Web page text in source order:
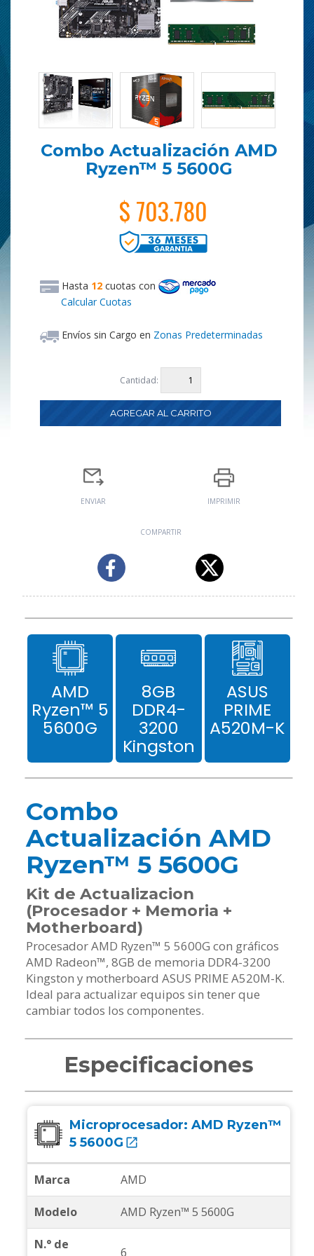
Combo Actualización AMD
Ryzen™ 5 5600G
$ 703.780
Hasta 12 cuotas con
Calcular Cuotas
Envíos sin Cargo en Zonas Predeterminadas
Cantidad:
ENVIAR IMPRIMIR
COMPARTIR
AMD
Ryzen™ 5
5600G
8GB
DDR4-
3200
Kingston
ASUS
PRIME
A520M-K
Combo
Actualización AMD
Ryzen™ 5 5600G
Kit de Actualizacion
(Procesador + Memoria +
Motherboard)
Procesador AMD Ryzen™ 5 5600G con gráficos
AMD Radeon™, 8GB de memoria DDR4-3200
Kingston y motherboard ASUS PRIME A520M-K.
Ideal para actualizar equipos sin tener que
cambiar todos los componentes.
Especificaciones
Microprocesador: AMD Ryzen™
5 5600G
Marca AMD
Modelo AMD Ryzen™ 5 5600G
N.° de
6